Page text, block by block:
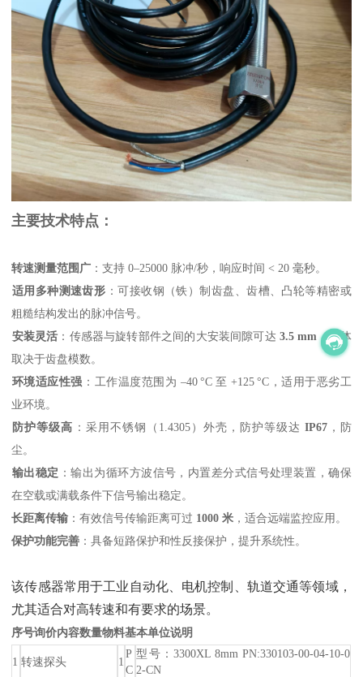
主要技术特点：
转速测量范围广 ‌：支持 0–25000 脉冲/秒，响应时间 < 20 毫秒。
适用多种测速齿形 ‌：可接收钢（铁）制齿盘、齿槽、凸轮等精密或
粗糙结构发出的脉冲信号。
安装灵活 ‌：传感器与旋转部件之间的大安装间隙可达 ‌ 3.5 mm ‌，具体
取决于齿盘模数。
环境适应性强 ‌：工作温度范围为 –40 °C 至 +125 °C，适用于恶劣工
业环境。
防护等级高 ‌：采用不锈钢（1.4305）外壳，防护等级达 ‌ IP67‌，防
尘。
输出稳定 ‌：输出为循环方波信号，内置差分式信号处理装置，确保
在空载或满载条件下信号输出稳定。
长距离传输 ‌：有效信号传输距离可过 ‌ 1000 米 ‌，适合远端监控应用。
保护功能完善 ‌：具备短路保护和性反接保护，提升系统性。
该传感器常用于工业自动化、电机控制、轨道交通等领域，
尤其适合对高转速和有要求的场景。
序号询价内容数量物料基本单位说明
1 转速探头 1
P
C
型号：3300XL 8mm PN:330103-00-04-10-0
2-CN